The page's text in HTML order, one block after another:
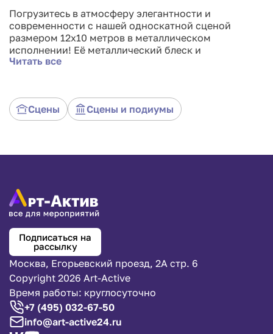
Погрузитесь в атмосферу элегантности и
современности с нашей односкатной сценой
размером 12x10 метров в металлическом
исполнении! Её металлический блеск и
величественные размеры создают впечатляющий
выступлений, это произведение искусства,
которое подчеркнет индивидуальность вашего
мероприятия. Доверьтесь нам, чтобы ваше
Читать все
Сцены Сцены и подиумы
Подписаться на
рассылку
Москва, Егорьевский проезд, 2А стр. 6
Copyright 2026 Art-Active
Время работы: круглосуточно
+7 (495) 032-67-50
info@art-active24.ru